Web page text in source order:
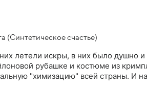
(Синтетическое счастье)
летели искры, в них было душно
рубашке и костюме из
"химизацию" всей страны. И